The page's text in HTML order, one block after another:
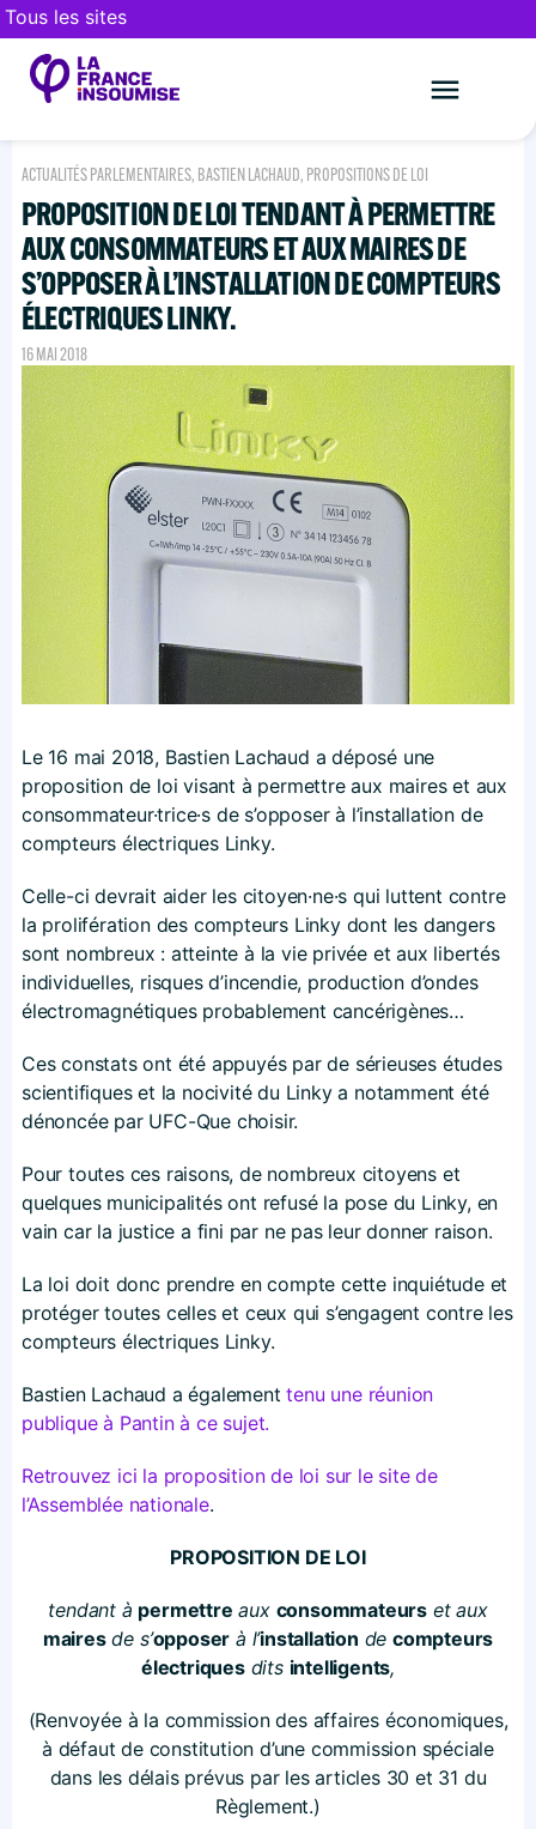
Tous les sites
ACTUALITÉS PARLEMENTAIRES, BASTIEN LACHAUD, PROPOSITIONS DE LOI
PROPOSITION DE LOI TENDANT À PERMETTRE
AUX CONSOMMATEURS ET AUX MAIRES DE
S’OPPOSER À L’INSTALLATION DE COMPTEURS
ÉLECTRIQUES LINKY.
16 MAI 2018
Le 16 mai 2018, Bastien Lachaud a déposé une
proposition de loi visant à permettre aux maires et aux
consommateur·trice·s de s’opposer à l’installation de
compteurs électriques Linky.
Celle-ci devrait aider les citoyen·ne·s qui luttent contre
la prolifération des compteurs Linky dont les dangers
sont nombreux : atteinte à la vie privée et aux libertés
individuelles, risques d’incendie, production d’ondes
électromagnétiques probablement cancérigènes…
Ces constats ont été appuyés par de sérieuses études
scientifiques et la nocivité du Linky a notamment été
dénoncée par UFC-Que choisir.
Pour toutes ces raisons, de nombreux citoyens et
quelques municipalités ont refusé la pose du Linky, en
vain car la justice a fini par ne pas leur donner raison.
La loi doit donc prendre en compte cette inquiétude et
protéger toutes celles et ceux qui s’engagent contre les
compteurs électriques Linky.
Bastien Lachaud a égalementtenu une réunion
publique à Pantin à ce sujet.
Retrouvez ici la proposition de loi sur le site de
l’Assemblée nationale.
PROPOSITION DE LOI
tendant à permettre aux consommateurs et aux
mairesde s’opposer à l’installation de compteurs
électriquesdits intelligents,
(Renvoyée à la commission des affaires économiques,
à défaut de constitution d’une commission spéciale
dans les délais prévus par les articles 30 et 31 du
Règlement.)